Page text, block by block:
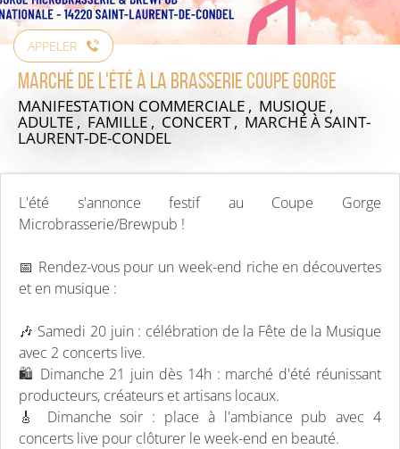
APPELER
Marché de l'été à la Brasserie Coupe Gorge
MANIFESTATION COMMERCIALE , MUSIQUE ,
ADULTE , FAMILLE , CONCERT , MARCHÉÀ SAINT-
LAURENT-DE-CONDEL
L'été s'annonce festif au Coupe Gorge
Microbrasserie/Brewpub !
📅 Rendez-vous pour un week-end riche en découvertes
et en musique :
🎶 Samedi 20 juin : célébration de la Fête de la Musique
avec 2 concerts live.
🛍️ Dimanche 21 juin dès 14h : marché d'été réunissant
producteurs, créateurs et artisans locaux.
🎸 Dimanche soir : place à l'ambiance pub avec 4
concerts live pour clôturer le week-end en beauté.